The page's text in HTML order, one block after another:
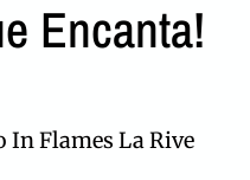
Encanta!
Flames La Rive